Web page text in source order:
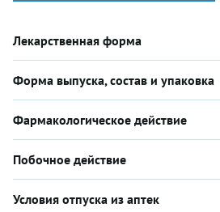
Лекарственная форма
Форма выпуска, состав и упаковка
Фармакологическое действие
Побочное действие
Условия отпуска из аптек